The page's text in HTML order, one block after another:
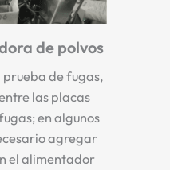
de polvos
prueba de fugas,
las placas
en algunos
agregar
el alimentador